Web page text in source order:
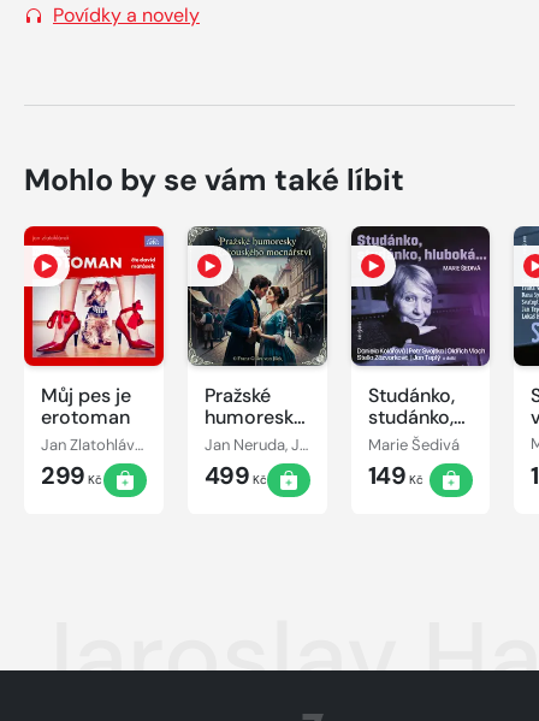
Povídky a novely
Mohlo by se vám také líbit
Můj pes je
erotoman
Jan Zlatohlávek
299 Kč
Pražské
humoresky
za
Rakouského
mocnářství
Jan Neruda, Jaroslav Hašek, František Jílek, Rudolf Slawitschek
499 Kč
Studánko,
studánko,
hluboká...
Marie Šedivá
149 Kč
Jaroslav